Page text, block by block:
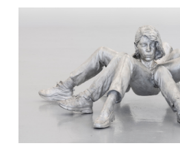
exposition
de peau » sur la